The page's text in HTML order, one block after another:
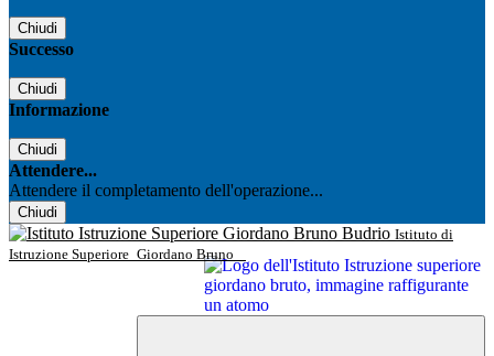
Chiudi
Successo
Chiudi
Informazione
Chiudi
Attendere...
Attendere il completamento dell'operazione...
Chiudi
Istituto di
Istruzione Superiore Giordano Bruno